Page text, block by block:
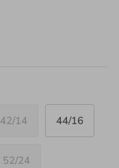
42/14 44/16
52/24